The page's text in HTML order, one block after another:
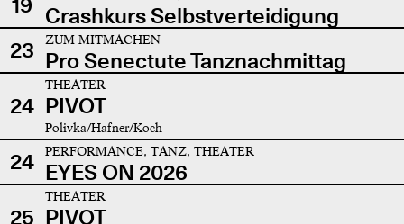
Crashkurs Selbstverteidigung
23
ZUM MITMACHEN
Pro Senectute Tanznachmittag
24
THEATER
PIVOT
Polivka/Hafner/Koch
24 PERFORMANCE, TANZ, THEATER
EYES ON 2026
25
THEATER
PIVOT